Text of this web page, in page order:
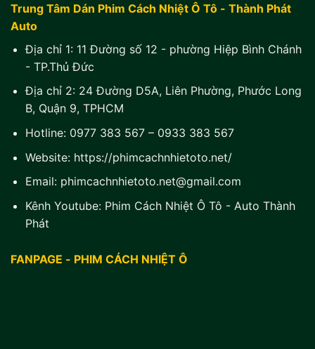
Trung Tâm Dán Phim Cách Nhiệt Ô Tô - Thành Phát
Auto
Địa chỉ 1: 11 Đường số 12 - phường Hiệp Bình Chánh
- TP.Thủ Đức
Địa chỉ 2: 24 Đường D5A, Liên Phường, Phước Long
B, Quận 9, TPHCM
Hotline: 0977 383 567– 0933 383 567
Website: https://phimcachnhietoto.net/
Email: phimcachnhietoto.net@gmail.com
Kênh Youtube: Phim Cách Nhiệt Ô Tô - Auto Thành
Phát
FANPAGE - PHIM CÁCH NHIỆT Ô